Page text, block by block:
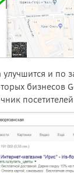
улучшится и по
бизнесов